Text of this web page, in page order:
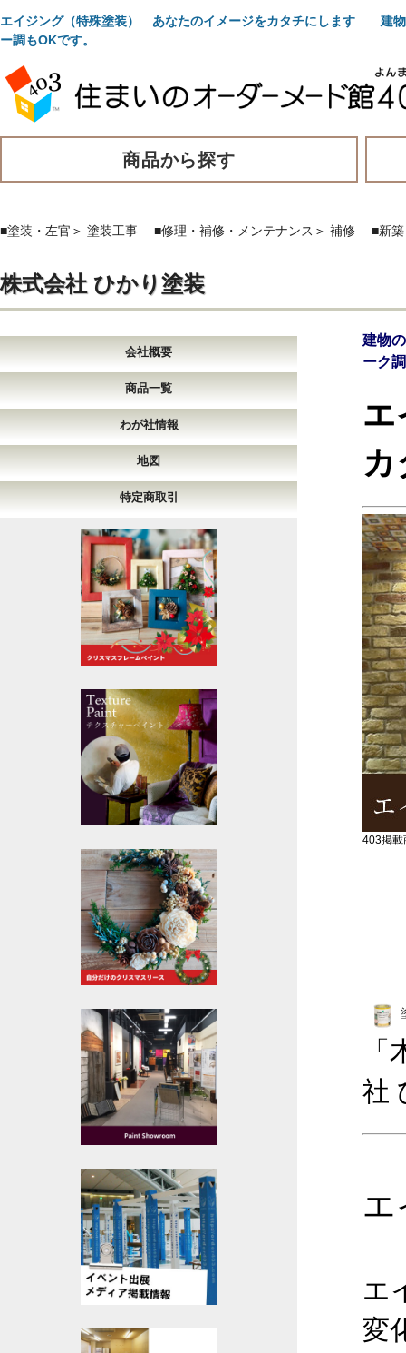
エイジング（特殊塗装） あなたのイメージをカタチにします 建物
ー調もOKです。
商品から探す
■塗装・左官 ＞ 塗装工事 ■修理・補修・メンテナンス ＞ 補修 ■新
株式会社 ひかり塗装
会社概要
商品一覧
わが社情報
地図
特定商取引
建物
ーク
エ
403掲載
社
エ
エ
変